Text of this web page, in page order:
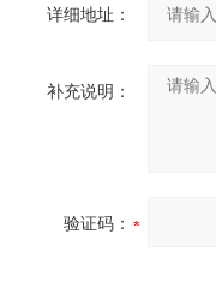
详细地址：
补充说明：
验证码：